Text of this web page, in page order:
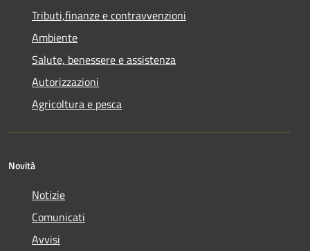
Tributi,finanze e contravvenzioni
Ambiente
Salute, benessere e assistenza
Autorizzazioni
Agricoltura e pesca
Novità
Notizie
Comunicati
Avvisi